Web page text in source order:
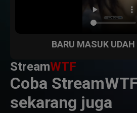
BARU MASUK
StreamWTF
Coba
sekarang juga